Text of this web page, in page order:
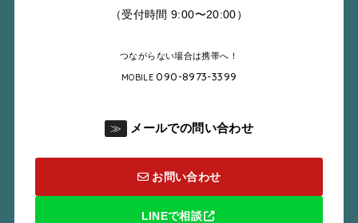
（受付時間 9:00〜20:00）
つながらない場合は携帯へ！
MOBILE090-8973-3399
≫ メールでの問い合わせ
お問い合わせ
LINEで相談